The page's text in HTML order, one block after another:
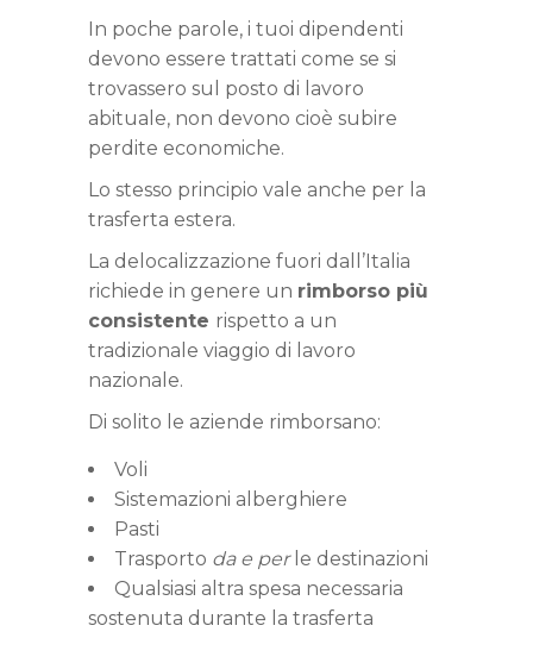
In poche parole, i tuoi dipendenti
devono essere trattati come se si
trovassero sul posto di lavoro
abituale, non devono cioè subire
perdite economiche.
Lo stesso principio vale anche per la
trasferta estera.
La delocalizzazione fuori dall’Italia
richiede in genere un rimborso più
consistente rispetto a un
tradizionale viaggio di lavoro
nazionale.
Di solito le aziende rimborsano:
Voli
Sistemazioni alberghiere
Pasti
Trasporto da e perle destinazioni
Qualsiasi altra spesa necessaria
sostenuta durante la trasferta